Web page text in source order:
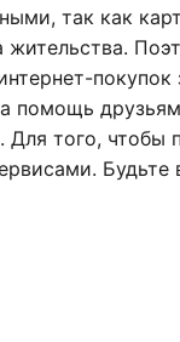
так как
жительства.
друзьям
Для того, чтобы
Будьте